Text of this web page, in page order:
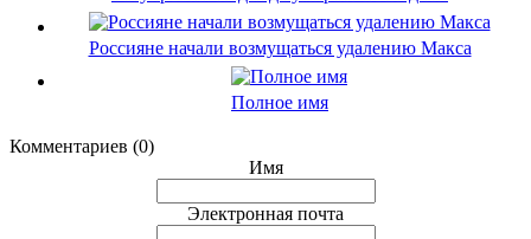
Россияне начали возмущаться удалению Макса
Полное имя
Комментариев (0)
Имя
Электронная почта